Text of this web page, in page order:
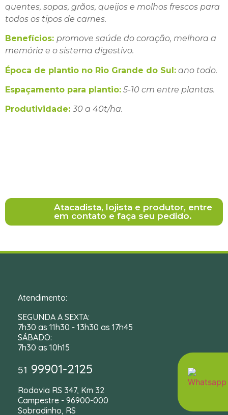
quentes, sopas, grãos, queijos e molhos frescos para
todos os tipos de carnes.
Benefícios: promove saúde do coração, melhora a
memória e o sistema digestivo.
Época de plantio no Rio Grande do Sul: ano todo.
Espaçamento para plantio: 5-10 cm entre plantas.
Produtividade:30 a 40t/ha.
Atacadista, lojista e produtor, entre
em contato e faça seu pedido.
Atendimento:
SEGUNDA A SEXTA:
7h30 as 11h30 - 13h30 as 17h45
SÁBADO:
7h30 as 10h15
51 99901-2125
Rodovia RS 347, Km 32
Campestre - 96900-000
Sobradinho, RS